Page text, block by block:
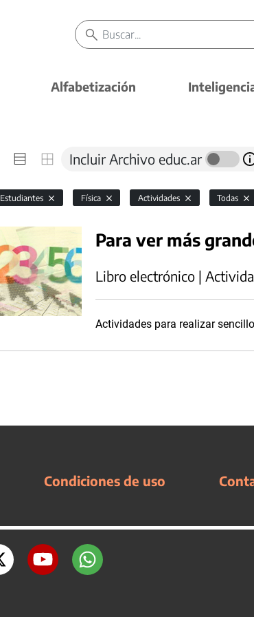
Alfabetización
Incluir Archivo educ.ar
Estudiantes Física Actividades Todas
Para ver más
Libro electrónico |
Actividades para realizar
Condiciones de uso